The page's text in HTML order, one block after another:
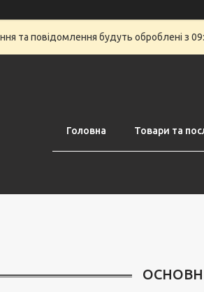
та повідомлення будуть оброблені з
Головна Товари та